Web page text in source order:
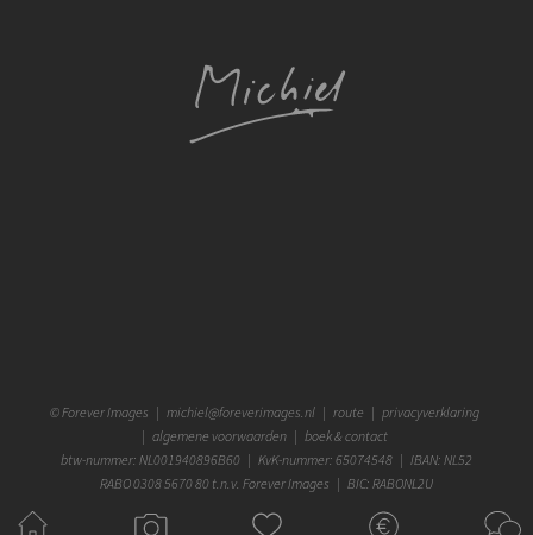
©Forever Images | michiel@foreverimages.nl | route | privacyverklaring
| algemene voorwaarden | boek & contact
btw-nummer: NL001940896B60 | KvK-nummer: 65074548 | IBAN: NL52
RABO 0308 5670 80 t.n.v. Forever Images | BIC: RABONL2U